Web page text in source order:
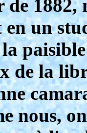
1882,
en un
de la
nous,